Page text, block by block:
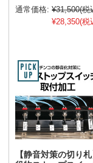
通常価格: ¥31,500(税
¥28,350(税
【静音対策の切り札